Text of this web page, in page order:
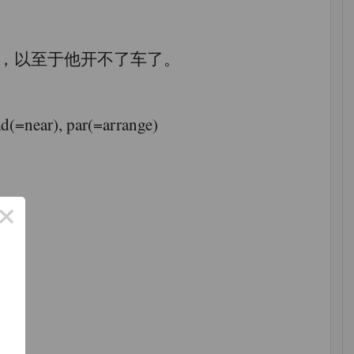
以至于他开不了车了。
par(=arrange)
×